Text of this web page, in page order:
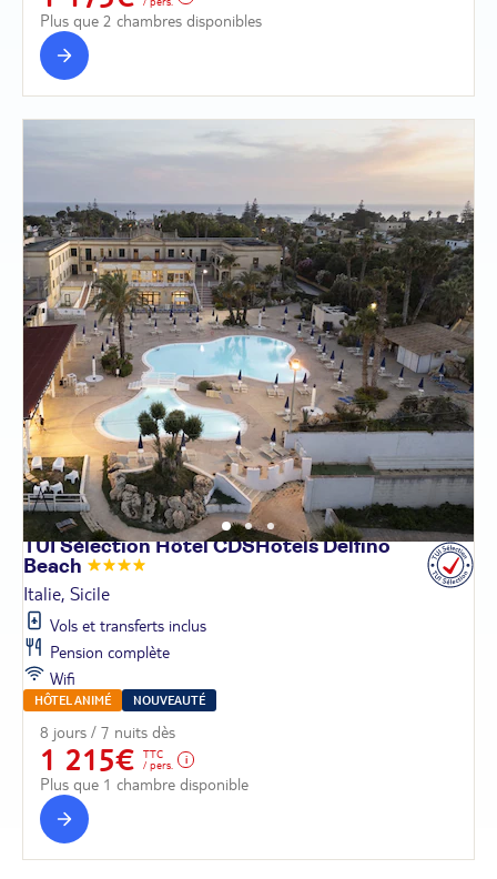
Plus que 2 chambres disponibles
TUI Sélection Hôtel CDSHotels Delfino
Beach
Italie, Sicile
Vols et transferts inclus
Pension complète
Wifi
HÔTEL ANIMÉ NOUVEAUTÉ
8 jours / 7 nuits dès
1 215€
TTC
/ pers.
Plus que 1 chambre disponible